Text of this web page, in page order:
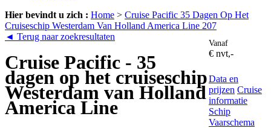
Hier bevindt u zich : Home > Cruise Pacific 35 Dagen Op Het
Cruiseschip Westerdam Van Holland America Line 207
◄ Terug naar zoekresultaten
Cruise Pacific - 35
dagen op het cruiseschip
Westerdam van Holland
America Line
Vanaf
€ nvt,-
Data en
prijzen Cruise
informatie
Schip
Vaarschema